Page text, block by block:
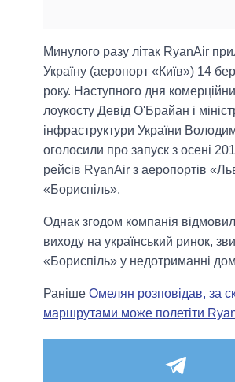
Минулого разу літак RyanAir
Україну (аеропорт «Київ») 14
року. Наступного дня
лоукосту Девід О'Брайан і
інфраструктури України
оголосили про запуск з осені
рейсів RyanAir з аеропортів
«Бориспіль».
Однак згодом компанія
виходу на український ринок,
«Бориспіль» у недотриманні
Раніше Омелян розповідав, за
маршрутами може полетіти